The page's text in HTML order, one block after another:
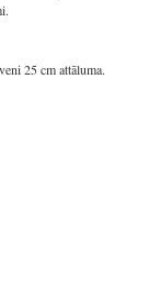
25 cm attāluma.